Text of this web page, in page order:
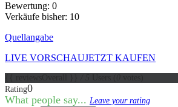
Bewertung: 0
Verkäufe bisher: 10
Quellangabe
LIVE VORSCHAUJETZT KAUFEN
Rating0
What people say... Leave your rating